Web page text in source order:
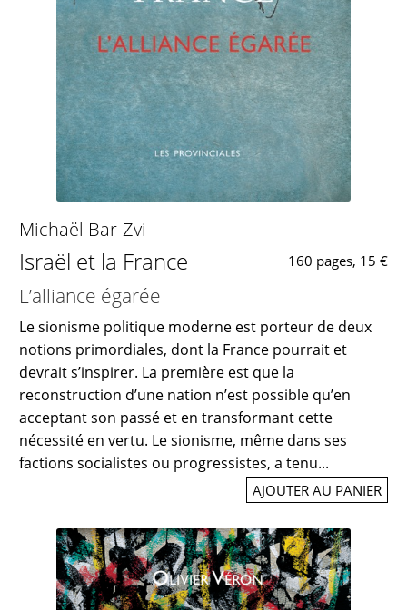
Michaël Bar-Zvi
Israël et la France 160 pages, 15 €
L’alliance égarée
Le sionisme politique moderne est porteur de deux
notions primordiales, dont la France pourrait et
devrait s’inspirer. La première est que la
reconstruction d’une nation n’est possible qu’en
acceptant son passé et en transformant cette
nécessité en vertu. Le sionisme, même dans ses
factions socialistes ou progressistes, a tenu...
AJOUTER AU PANIER